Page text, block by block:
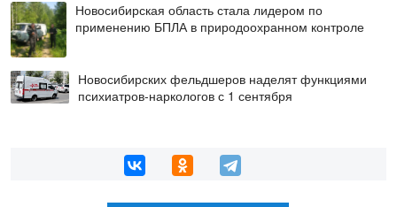
Новосибирская область стала лидером по
применению БПЛА в природоохранном контроле
Новосибирских фельдшеров наделят функциями
психиатров-наркологов с 1 сентября